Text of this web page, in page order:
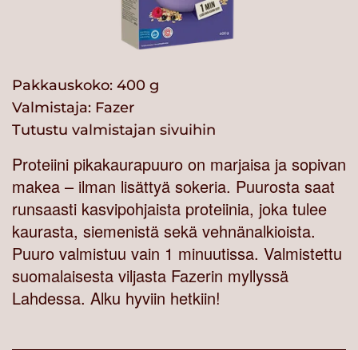
Pakkauskoko: 400 g
Valmistaja: Fazer
Tutustu valmistajan sivuihin
Proteiini pikakaurapuuro on marjaisa ja sopivan
makea – ilman lisättyä sokeria. Puurosta saat
runsaasti kasvipohjaista proteiinia, joka tulee
kaurasta, siemenistä sekä vehnänalkioista.
Puuro valmistuu vain 1 minuutissa. Valmistettu
suomalaisesta viljasta Fazerin myllyssä
Lahdessa. Alku hyviin hetkiin!